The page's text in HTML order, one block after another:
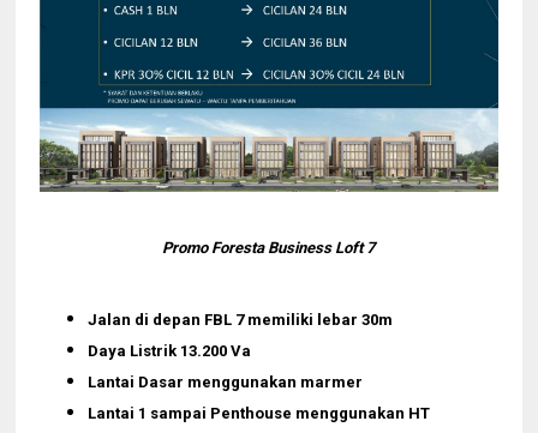
Promo Foresta Business Loft 7
Jalan di depan FBL 7 memiliki lebar 30m
Daya Listrik 13.200 Va
Lantai Dasar menggunakan marmer
Lantai 1 sampai Penthouse menggunakan HT